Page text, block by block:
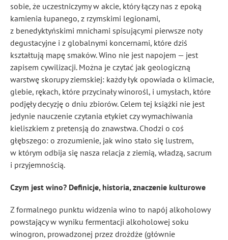
sobie, że uczestniczymy w akcie, który łączy nas z epoką
kamienia łupanego, z rzymskimi legionami,
z benedyktyńskimi mnichami spisującymi pierwsze noty
degustacyjne i z globalnymi koncernami, które dziś
kształtują mapę smaków. Wino nie jest napojem — jest
zapisem cywilizacji. Można je czytać jak geologiczną
warstwę skorupy ziemskiej: każdy łyk opowiada o klimacie,
glebie, rękach, które przycinały winorośl, i umysłach, które
podjęły decyzję o dniu zbiorów. Celem tej książki nie jest
jedynie nauczenie czytania etykiet czy wymachiwania
kieliszkiem z pretensją do znawstwa. Chodzi o coś
głębszego: o zrozumienie, jak wino stało się lustrem,
w którym odbija się nasza relacja z ziemią, władzą, sacrum
i przyjemnością.
Czym jest wino? Definicje, historia, znaczenie kulturowe
Z formalnego punktu widzenia wino to napój alkoholowy
powstający w wyniku fermentacji alkoholowej soku
winogron, prowadzonej przez drożdże (głównie